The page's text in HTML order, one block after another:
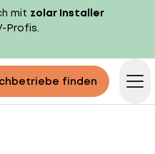
mit zolar Installer
Profis.
finden